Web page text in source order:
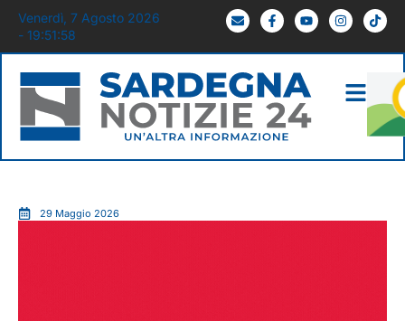
Venerdì, 7 Agosto 2026
- 19:51:59
29 Maggio 2026